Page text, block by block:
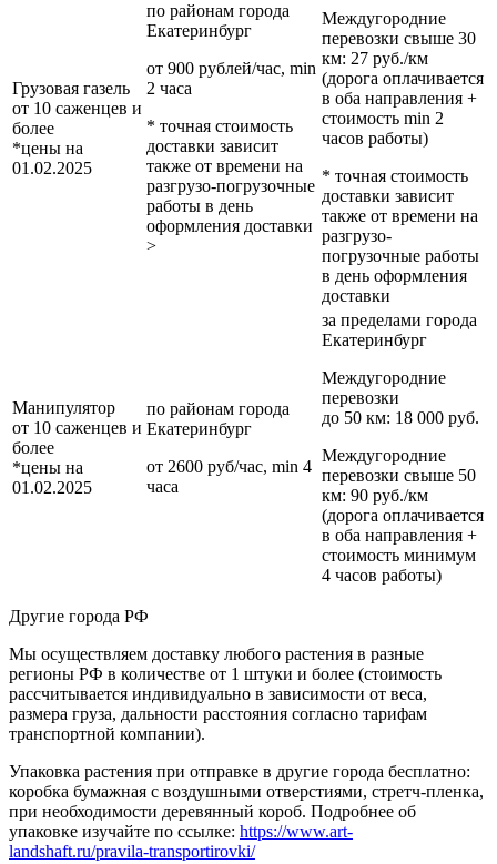
Грузовая газель
от 10 саженцев и
более
*цены на
01.02.2025
по районам города
Екатеринбург
от 900 рублей/час, min
2 часа
* точная стоимость
доставки зависит
также от времени на
разгрузо-погрузочные
работы в день
оформления доставки
>
Междугородние
перевозки свыше 30
км: 27 руб./км
(дорога оплачивается
в оба направления +
стоимость min 2
часов работы)
* точная стоимость
доставки зависит
также от времени на
разгрузо-
погрузочные работы
в день оформления
доставки
Манипулятор
от 10 саженцев и
более
*цены на
01.02.2025
по районам города
Екатеринбург
от 2600 руб/час, min 4
часа
за пределами города
Екатеринбург
Междугородние
перевозки
до 50 км: 18 000 руб.
Междугородние
перевозки свыше 50
км: 90 руб./км
(дорога оплачивается
в оба направления +
стоимость минимум
4 часов работы)
Другие города РФ
Мы осуществляем доставку любого растения в разные
регионы РФ в количестве от 1 штуки и более (стоимость
рассчитывается индивидуально в зависимости от веса,
размера груза, дальности расстояния согласно тарифам
транспортной компании).
Упаковка растения при отправке в другие города бесплатно:
коробка бумажная с воздушными отверстиями, стретч-пленка,
при необходимости деревянный короб. Подробнее об
упаковке изучайте по ссылке: https://www.art-
landshaft.ru/pravila-transportirovki/